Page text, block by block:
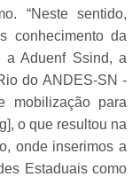
“Neste sentido,
conhecimento da
a Aduenf Ssind, a
do ANDES-SN -
mobilização para
o que resultou na
onde inserimos a
Estaduais como